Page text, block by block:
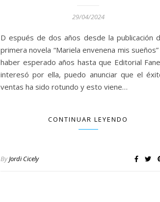
29/04/2024
D espués de dos años desde la publicación
primera novela “Mariela envenena mis
haber esperado años hasta que Editorial
interesó por ella, puedo anunciar que el
ventas ha sido rotundo y esto viene…
CONTINUAR LEYENDO
ByJordi Cicely